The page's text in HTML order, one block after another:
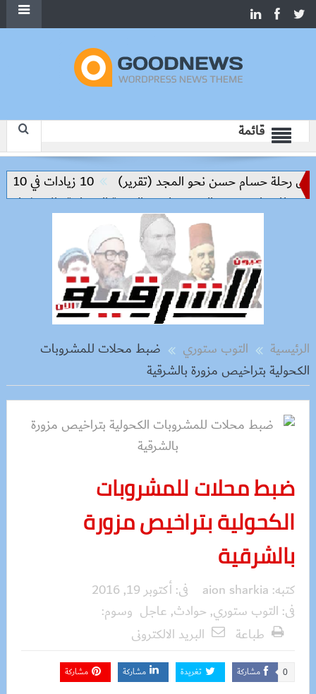
قائمة
رحلة حسام حسن نحو المجد (تقرير)
10 زيادات في 10 سنوات.. هل حان الوقت لرفع دعم البنزين نهائيا؟
ويوسف الصديق لدعم التنمية العمرانية والاستثمار
الرئيسية التوب ستوري
ضبط محلات للمشروبات
الكحولية بتراخيص مزورة بالشرقية
ضبط محلات للمشروبات
الكحولية بتراخيص مزورة
بالشرقية
كتبه: aion sharkia فى:أكتوبر 19, 2016
فى: التوب ستوري, حوادث, عاجل وسوم:
طباعة
البريد الالكترونى
مشاركة 0 تغريدة مشاركة مشاركة